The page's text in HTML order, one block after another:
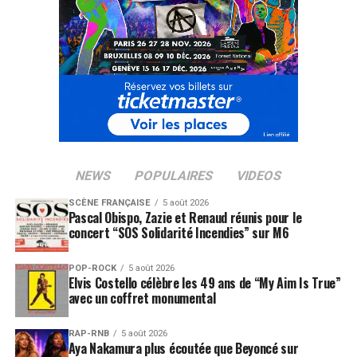
SUJETS ASSOCIÉS: CARIBANA FESTIVAL
ETIENNE DE CRECY
MAJOR LAZER
OFFSPRING RITA ORA THE OFFSPRING
NEWS POPULAIRES VIDEOS
SCÈNE FRANÇAISE 5 août 2026
Pascal Obispo, Zazie et Renaud réunis pour le
concert “SOS Solidarité Incendies” sur M6
POP-ROCK 5 août 2026
Elvis Costello célèbre les 49 ans de “My Aim Is True”
avec un coffret monumental
RAP-RNB 5 août 2026
Aya Nakamura plus écoutée que Beyoncé sur